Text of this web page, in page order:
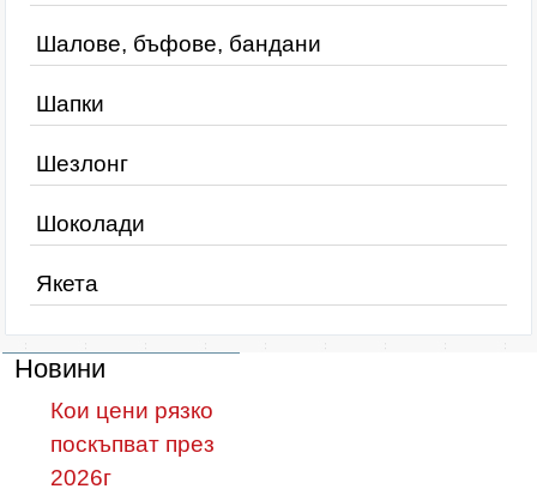
Шалове, бъфове, бандани
Шапки
Шезлонг
Шоколади
Якета
Новини
Кои цени рязко
поскъпват през
2026г